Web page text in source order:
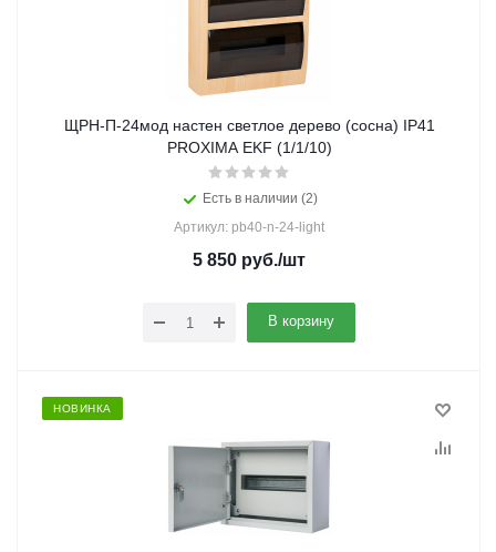
ЩРН-П-24мод настен светлое дерево (сосна) IP41
PROXIMA EKF (1/1/10)
Есть в наличии (2)
Артикул: pb40-n-24-light
5 850 руб./шт
В корзину
НОВИНКА